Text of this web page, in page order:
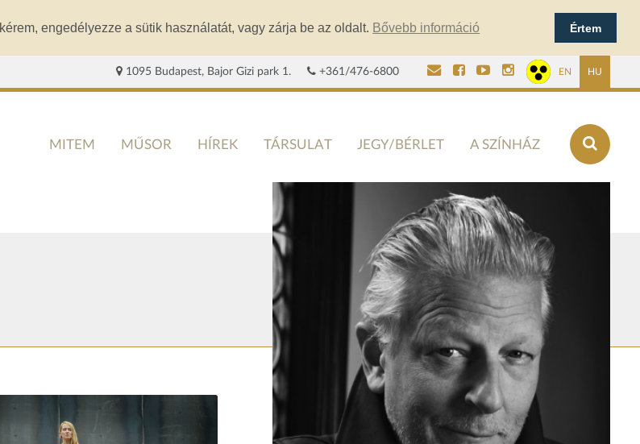
engedélyezze a sütik használatát, vagy zárja be az oldalt. Bővebb információ Értem
1095 Budapest, Bajor Gizi park 1. +361/476-6800 EN HU
MITEM MŰSOR HÍREK TÁRSULAT JEGY/BÉRLET A SZÍNHÁZ